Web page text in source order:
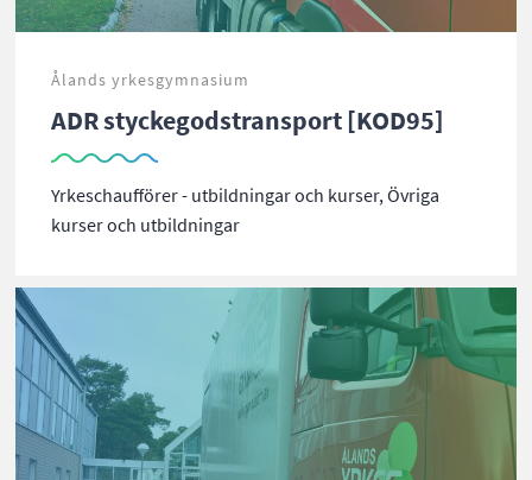
Ålands yrkesgymnasium
ADR styckegodstransport [KOD95]
Yrkeschaufförer - utbildningar och kurser, Övriga
kurser och utbildningar